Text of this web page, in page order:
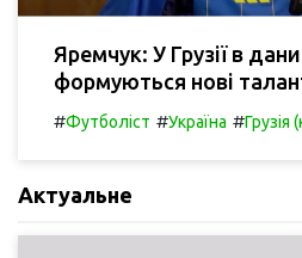
Яремчук: У Грузії в
формуються нові
#Футболіст #Україна #Грузія
Актуальне